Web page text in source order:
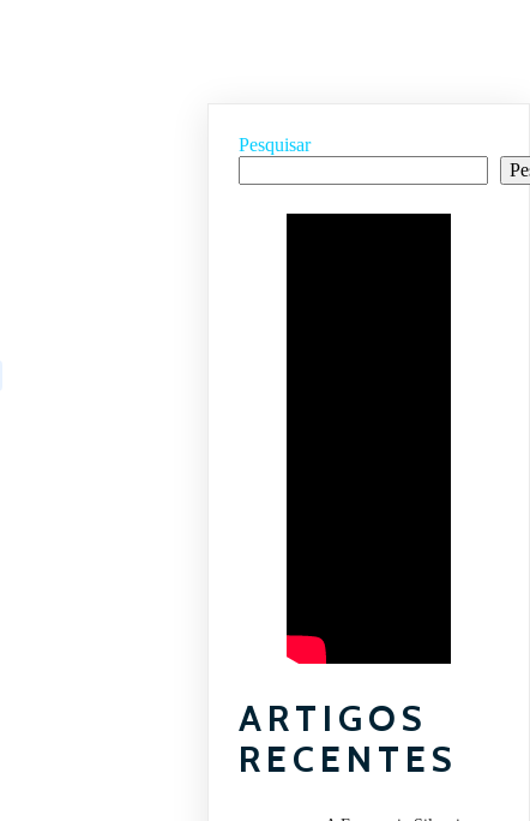
Pesquisar
ARTIGOS
RECENTES